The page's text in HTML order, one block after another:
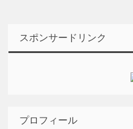
スポンサードリンク
プロフィール